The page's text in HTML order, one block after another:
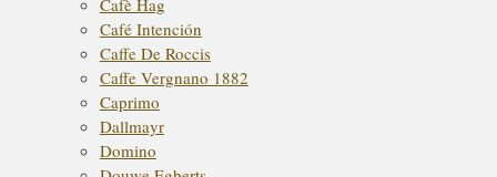
Café Intención
Caffe De Roccis
Caffe Vergnano 1882
Caprimo
Dallmayr
Domino